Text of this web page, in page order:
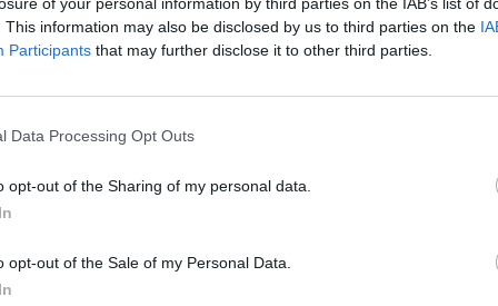
This information may also be disclosed by us to third parties on the
Participants that may further disclose it to other third parties.
Data Processing Opt Outs
opt-out of the Sharing of my personal data.
opt-out of the Sale of my Personal Data.
Visi įrašai
K. Prunskienės brolis prisiminė jaudinančią
mūsų pagerbimo ženklas“